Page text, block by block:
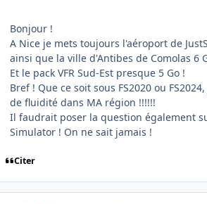
Bonjour !
A Nice je mets toujours l'aéroport de
ainsi que la ville d'Antibes de Comolas 6
Et le pack VFR Sud-Est presque 5 Go !
Bref ! Que ce soit sous FS2020 ou
de fluidité dans MA région !!!!!!
Il faudrait poser la question également
Simulator ! On ne sait jamais !
Citer